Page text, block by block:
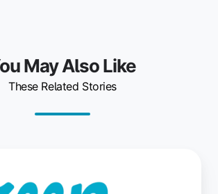
May Also Like
These Related Stories